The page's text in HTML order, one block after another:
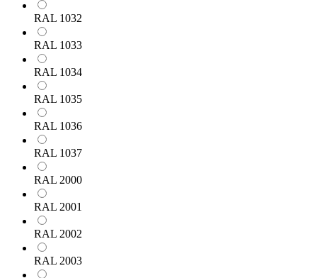
RAL 1032
RAL 1033
RAL 1034
RAL 1035
RAL 1036
RAL 1037
RAL 2000
RAL 2001
RAL 2002
RAL 2003